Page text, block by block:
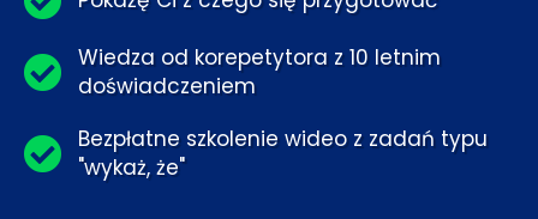
Wiedza od korepetytora z 10 letnim
doświadczeniem
Bezpłatne szkolenie wideo z zadań typu
"wykaż, że"